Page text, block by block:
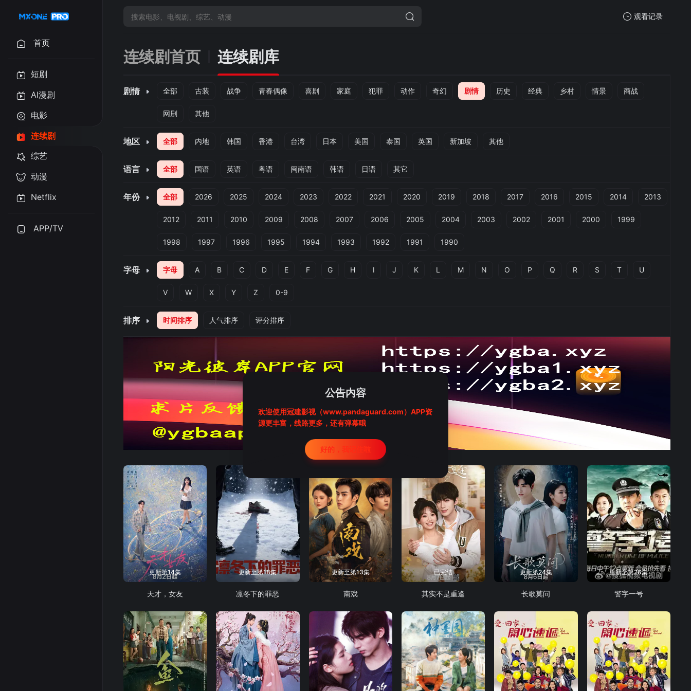
观看记录
首页
短剧
AI漫剧
电影
连续剧
综艺
动漫
Netflix
APP/TV
连续剧首页 连续剧库
剧情 全部 古装 战争 青春偶像 喜剧 家庭 犯罪 动作 奇幻 剧情 历史 经典 乡村 情景 商战
网剧 其他
地区 全部 内地 韩国 香港 台湾 日本 美国 泰国 英国 新加坡 其他
语言 全部 国语 英语 粤语 闽南语 韩语 日语 其它
年份 全部 2026 2025 2024 2023 2022 2021 2020 2019 2018 2017 2016 2015 2014 2013
2012 2011 2010 2009 2008 2007 2006 2005 2004 2003 2002 2001 2000 1999
1998 1997 1996 1995 1994 1993 1992 1991 1990
字母 字母 A B C D E F G H I J K L M N O P Q R S T U
V W X Y Z 0-9
排序 时间排序 人气排序 评分排序
更新第14集
天才，女友
更新至第18集
凛冬下的罪恶
更新至第13集
南戏
已完结
其实不是重逢
更新第24集
长歌莫问
更新至第26集
警字一号
公告内容
欢迎使用冠建影视（www.pandaguard.com）APP资
源更丰富，线路更多，还有弹幕哦
好的，我记住啦